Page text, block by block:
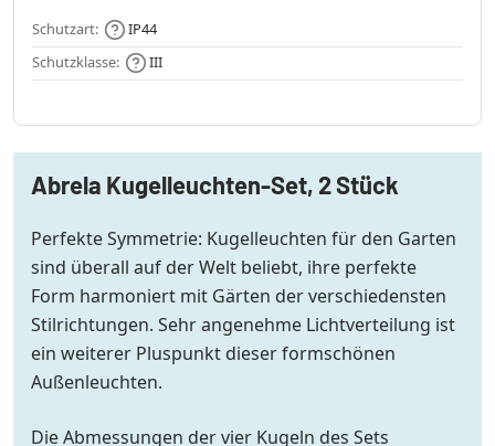
Schutzart:
IP44
Schutzklasse:
III
Abrela Kugelleuchten-Set, 2 Stück
Perfekte Symmetrie: Kugelleuchten für den Garten
sind überall auf der Welt beliebt, ihre perfekte
Form harmoniert mit Gärten der verschiedensten
Stilrichtungen. Sehr angenehme Lichtverteilung ist
ein weiterer Pluspunkt dieser formschönen
Außenleuchten.
Die Abmessungen der vier Kugeln des Sets